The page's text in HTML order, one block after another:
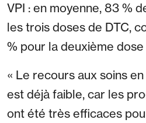
VPI : en moyenne, 83 %
les trois doses de DTC,
% pour la deuxième dose
« Le recours aux soins
est déjà faible, car les
ont été très efficaces